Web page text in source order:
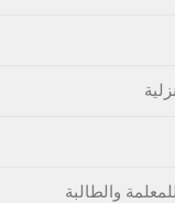
والطالبة